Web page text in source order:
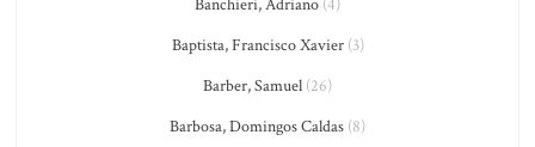
Banchieri, Adriano (4)
Baptista, Francisco Xavier(3)
Barber, Samuel (26)
Barbosa, Domingos Caldas (8)